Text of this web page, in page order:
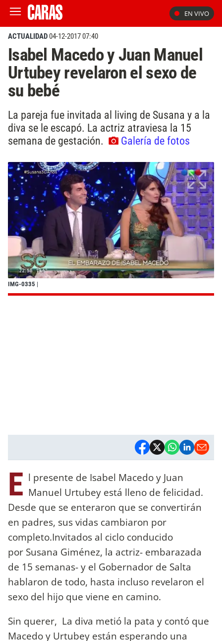
EN VIVO
ACTUALIDAD04-12-2017 07:40
Isabel Macedo y Juan Manuel
Urtubey revelaron el sexo de
su bebé
La pareja fue invitada al living de Susana y a la
diva se le escapó. La actriz atraviesa la 15
semana de gestación.
Galería de fotos
IMG-0335 |
E l presente de Isabel Macedo y Juan
Manuel Urtubey está lleno de felicidad.
Desde que se enteraron que se convertirán
en padres, sus vidas cambiaron por
completo.Invitados al ciclo conducido
por Susana Giménez, la actriz- embarazada
de 15 semanas- y el Gobernador de Salta
hablaron de todo, hasta incluso revelaron el
sexo del hijo que viene en camino.
Sin querer, La diva metió la pata y contó que
Macedo y Urtubey están esperando una